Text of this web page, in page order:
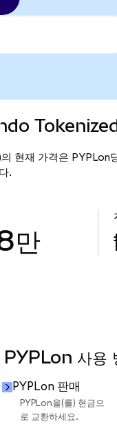
현재 가격은 PYPLon
.
만
사용
PYPLon 판매
PYPLon을(를) 현금으
로 교환하세요.